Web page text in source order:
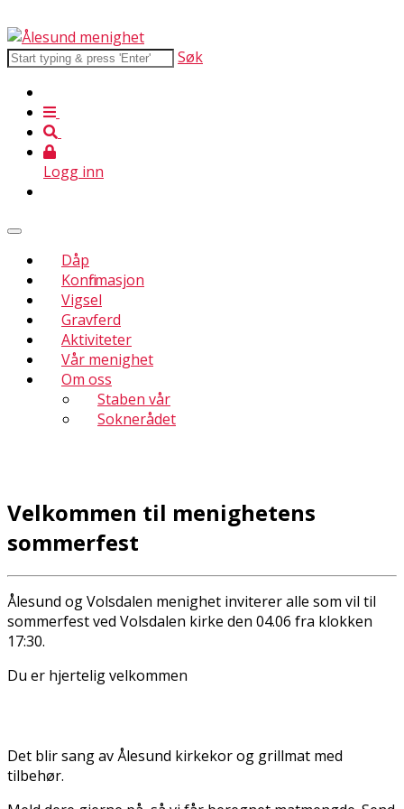
Søk
Logg inn
Dåp
Konfirmasjon
Vigsel
Gravferd
Aktiviteter
Vår menighet
Om oss
Staben vår
Soknerådet
Velkommen til menighetens
sommerfest
Ålesund og Volsdalen menighet inviterer alle som vil til
sommerfest ved Volsdalen kirke den 04.06 fra klokken
17:30.
Du er hjertelig velkommen
Det blir sang av Ålesund kirkekor og grillmat med
tilbehør.